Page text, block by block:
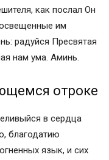
как послал Он
им
радуйся Пресвятая
нам ума. Аминь.
отроке
в сердца
благодатию
язык, и сих